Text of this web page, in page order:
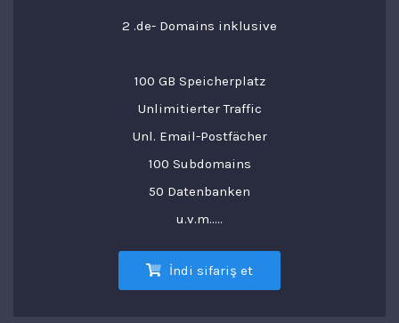
2 .de- Domains inklusive
100 GB Speicherplatz
Unlimitierter Traffic
Unl. Email-Postfächer
100 Subdomains
50 Datenbanken
u.v.m.....
İndi sifariş et